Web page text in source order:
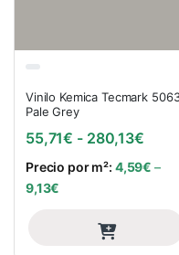
Vinilo Kemica Tecmark
Pale Grey
55,71€ - 280,13€
Precio por m²: 4,59€ –
9,13€